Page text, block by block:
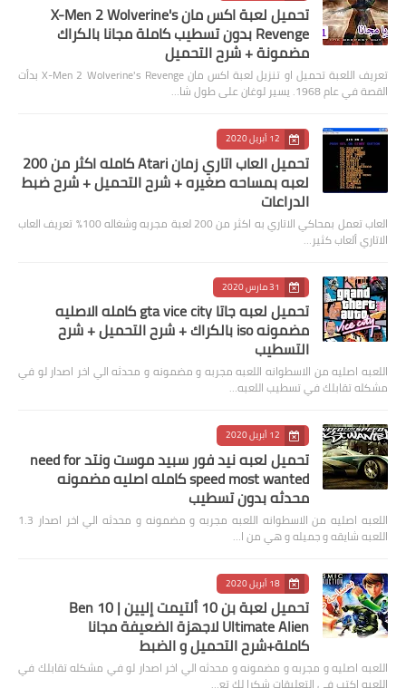
تحميل لعبة اكس مان X-Men 2 Wolverine's
Revenge بدون تسطيب كاملة مجانا بالكراك
مضمونة + شرح التحميل
تعريف اللعبة تحميل او تنزيل لعبة اكس مان X-Men 2 Wolverine's Revenge بدأت
القصة في عام 1968. يسير لوغان على طول شا…
12 أبريل 2020
تحميل العاب اتاري زمان Atari كامله اكثر من 200
لعبه بمساحه صغيره + شرح التحميل + شرح ضبط
الدراعات
العاب تعمل بمحاكي الاتاري به اكثر من 200 لعبة مجربه وشغاله 100% تعريف العاب
الاتاري ألعاب كثير…
31 مارس 2020
تحميل لعبه جاتا gta vice city كامله الاصليه
مضمونه iso بالكراك + شرح التحميل + شرح
التسطيب
اللعبه اصليه من الاسطوانه اللعبه مجربه و مضمونه و محدثه الي اخر اصدار لو في
مشكله تقابلك في تسطيب اللعبه…
12 أبريل 2020
تحميل لعبه نيد فور سبيد موست ونتد need for
speed most wanted كامله اصليه مضمونه
محدثه بدون تسطيب
اللعبه اصليه من الاسطوانه اللعبه مجربه و مضمونه و محدثه الي اخر اصدار 1.3
اللعبه شايقه و جميله و هي من ا…
18 أبريل 2020
تحميل لعبة بن 10 ألتيمت إليين | Ben 10
Ultimate Alien لاجهزة الضعيفة مجانا
كاملة+شرح التحميل و الضبط
اللعبه اصليه و مجربه و مضمونه و محدثه الي اخر اصدار لو في مشكله تقابلك في